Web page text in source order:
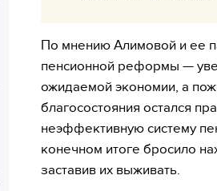
По мнению Алимовой и ее
пенсионной реформы —
ожидаемой экономии, а
благосостояния остался
неэффективную систему
конечном итоге бросило
заставив их выживать.